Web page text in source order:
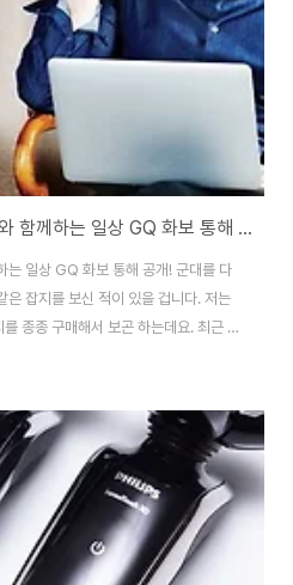
유지태! 필립스 센소터치 3D와 함께하는 일상 GQ 화보 통해 공개!
는 일상 GQ 화보 통해 공개! 군대를 다
잡지를 보신 적이 있을 겁니다. 저는
종종 구매해서 보곤 하는데요. 최근 유
배우 겸 영화배우 유지태의 화보 및 인
인데요. 그 후 '동감'이나 '봄날은 간다'로
보이로 연기력까지 인정받았죠. 이후에
근에는 영화감독으로 성공가도를 달리
유지태가 공동투자하고 직접 연출/각